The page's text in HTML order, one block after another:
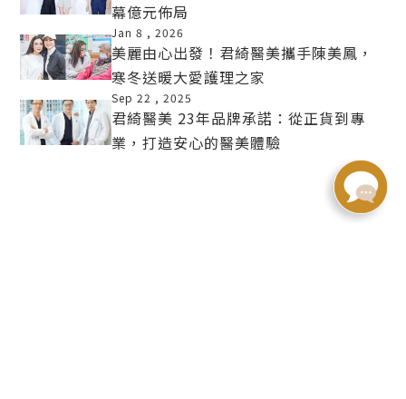
幕億元佈局
MORE
Jan 8 , 2026
美麗由心出發！君綺醫美攜手陳美鳳，
寒冬送暖大愛護理之家
MORE
Sep 22 , 2025
君綺醫美 23年品牌承諾：從正貨到專
業，打造安心的醫美體驗